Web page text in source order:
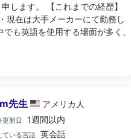
します。 【これまでの経歴】
現在は大手メーカーにて勤務し
も英語を使用する場面が多く、
先生 アメリカ 人
更新日 1週間以内
ている言語 英会話